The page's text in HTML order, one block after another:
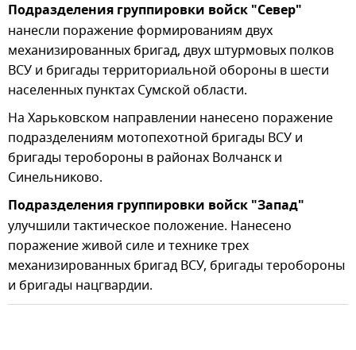
Подразделения группировки войск "Север"
нанесли поражение формированиям двух
механизированных бригад, двух штурмовых полков
ВСУ и бригады территориальной обороны в шести
населенных пунктах Сумской области.
На Харьковском направлении нанесено поражение
подразделениям мотопехотной бригады ВСУ и
бригады теробороны в районах Волчанск и
Синельниково.
Подразделения группировки войск "Запад"
улучшили тактическое положение. Нанесено
поражение живой силе и технике трех
механизированных бригад ВСУ, бригады теробороны
и бригады нацгвардии.